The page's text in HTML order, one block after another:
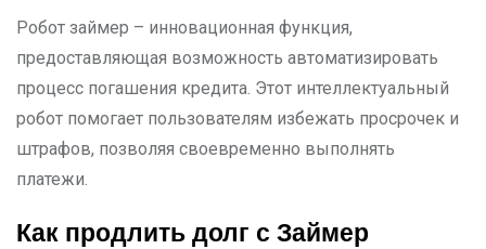
Робот займер – инновационная функция,
предоставляющая возможность автоматизировать
процесс погашения кредита. Этот интеллектуальный
робот помогает пользователям избежать просрочек и
штрафов, позволяя своевременно выполнять
платежи.
Как продлить долг с Займер